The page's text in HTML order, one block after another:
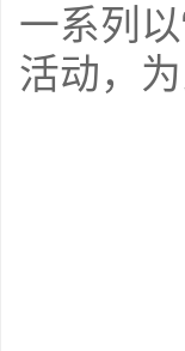
一系列
活动，